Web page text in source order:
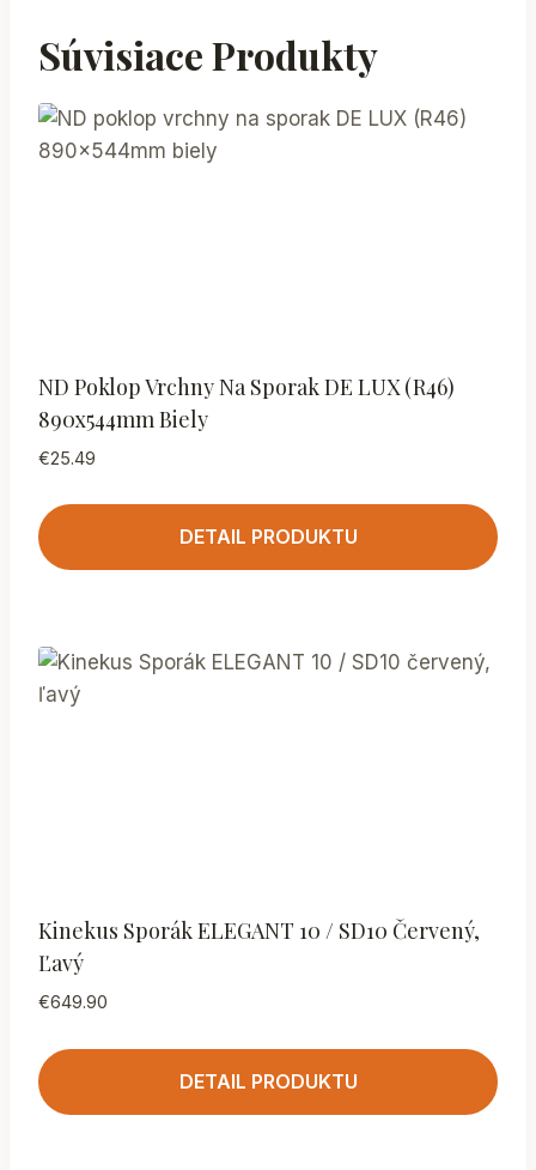
Súvisiace Produkty
ND Poklop Vrchny Na Sporak DE LUX (R46)
890x544mm Biely
€25.49
DETAIL PRODUKTU
Kinekus Sporák ELEGANT 10 / SD10 Červený,
Ľavý
€649.90
DETAIL PRODUKTU